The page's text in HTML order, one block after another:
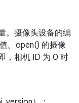
。摄像头设备的编
。open() 的摄像
，相机 ID 为 0 时